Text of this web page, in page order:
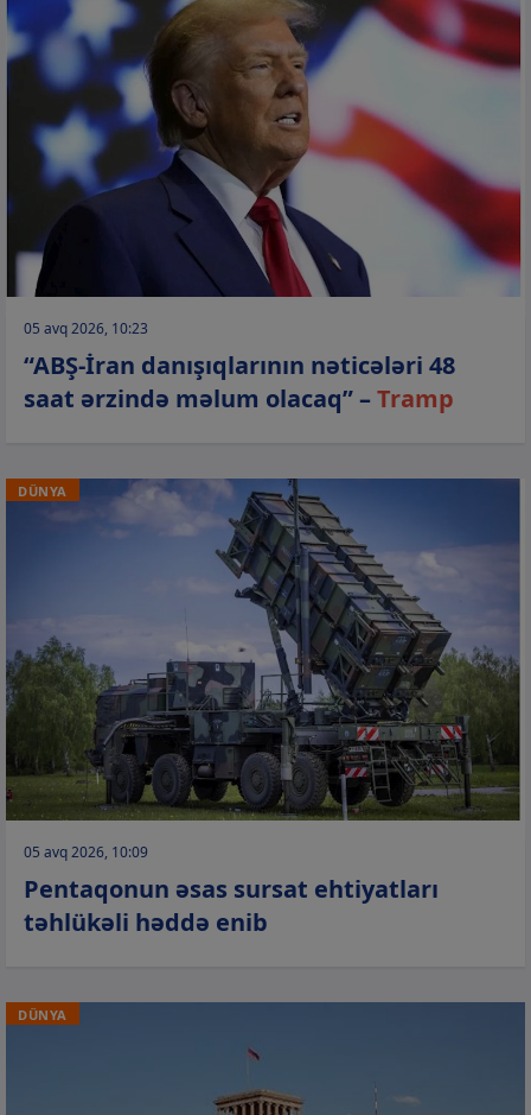
05 avq 2026, 10:23
“ABŞ-İran danışıqlarının nəticələri 48
saat ərzində məlum olacaq” –Tramp
DÜNYA
05 avq 2026, 10:09
Pentaqonun əsas sursat ehtiyatları
təhlükəli həddə enib
DÜNYA